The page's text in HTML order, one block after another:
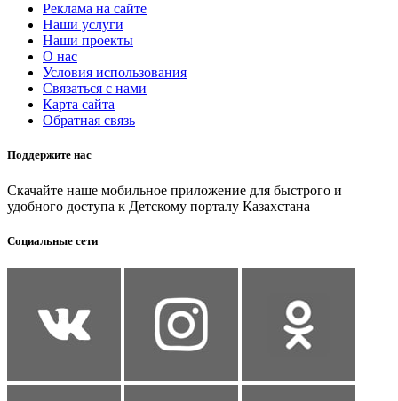
Реклама на сайте
Наши услуги
Наши проекты
О нас
Условия использования
Связаться с нами
Карта сайта
Обратная связь
Поддержите нас
Скачайте наше мобильное приложение для быстрого и
удобного доступа к Детскому порталу Казахстана
Социальные сети